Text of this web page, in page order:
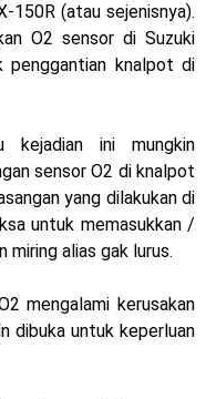
AHM serahkan 10 unit
e
resmi merilis YZF-R1
2025 !
Ninja ZX-25RR KRT
jagoan baru dari KTM !
150R (atau sejenisnya).
O2 sensor di Suzuki
penggantian knalpot di
kejadian ini mungkin
sensor O2 di knalpot
yang dilakukan di
untuk memasukkan /
miring alias gak lurus.
mengalami kerusakan
dibuka untuk keperluan